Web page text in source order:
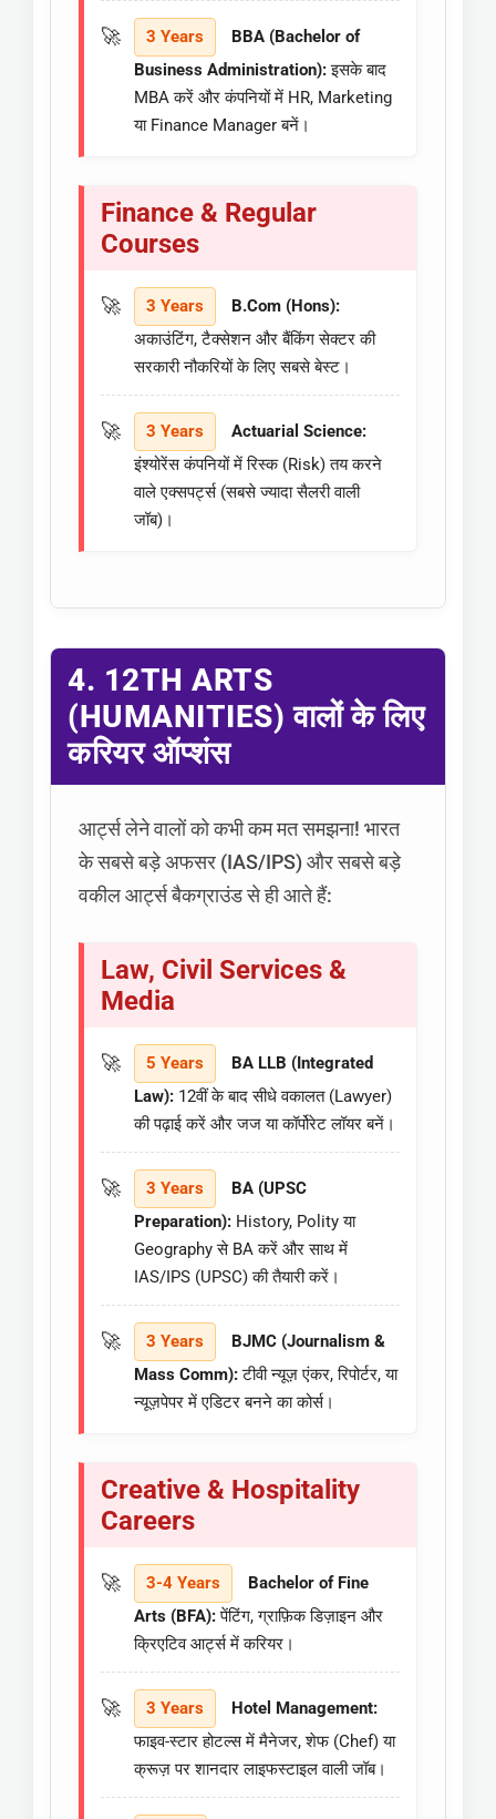
3 Years
BBA (Bachelor of
Business Administration):इसके बाद
MBA करें और कंपनियों में HR, Marketing
या Finance Manager बनें।
Finance & Regular
Courses
3 Years
B.Com (Hons):
अकाउंटिंग, टैक्सेशन और बैंकिंग सेक्टर की
सरकारी नौकरियों के लिए सबसे बेस्ट।
3 Years
Actuarial Science:
इंश्योरेंस कंपनियों में रिस्क (Risk) तय करने
वाले एक्सपर्ट्स (सबसे ज्यादा सैलरी वाली
जॉब)।
4. 12TH ARTS
(HUMANITIES) वालों के लिए
करियर ऑप्शंस
आर्ट्स लेने वालों को कभी कम मत समझना! भारत
के सबसे बड़े अफसर (IAS/IPS) और सबसे बड़े
वकील आर्ट्स बैकग्राउंड से ही आते हैं:
Law, Civil Services &
Media
5 Years
BA LLB (Integrated
Law): 12वीं के बाद सीधे वकालत (Lawyer)
की पढ़ाई करें और जज या कॉर्पोरेट लॉयर बनें।
3 Years
BA (UPSC
Preparation): History, Polity या
Geography से BA करें और साथ में
IAS/IPS (UPSC) की तैयारी करें।
3 Years
BJMC (Journalism &
Mass Comm):टीवी न्यूज़ एंकर, रिपोर्टर, या
न्यूज़पेपर में एडिटर बनने का कोर्स।
Creative & Hospitality
Careers
3-4 Years
Bachelor of Fine
Arts (BFA):पेंटिंग, ग्राफ़िक डिज़ाइन और
क्रिएटिव आर्ट्स में करियर।
3 Years
Hotel Management:
फाइव-स्टार होटल्स में मैनेजर, शेफ (Chef) या
क्रूज़ पर शानदार लाइफस्टाइल वाली जॉब।